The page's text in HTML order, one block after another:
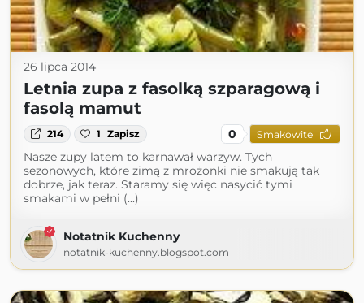
26 lipca 2014
Letnia zupa z fasolką szparagową i
fasolą mamut
214 1 Zapisz 0 Smakowite
Nasze zupy latem to karnawał warzyw. Tych
sezonowych, które zimą z mrożonki nie smakują tak
dobrze, jak teraz. Staramy się więc nasycić tymi
smakami w pełni (...)
Notatnik Kuchenny
notatnik-kuchenny.blogspot.com